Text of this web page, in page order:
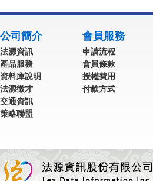
公司簡介
法源資訊
產品服務
資料庫說明
法源徵才
交通資訊
策略聯盟
會員服務
申請流程
會員條款
授權費用
付款方式